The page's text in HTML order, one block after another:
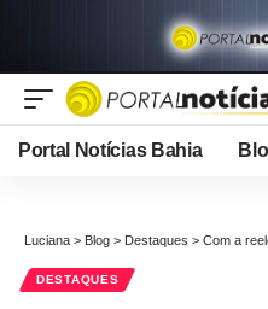
Portal Notícias Bahia
Luciana > Blog > Destaques > Com a reeleição
DESTAQUES